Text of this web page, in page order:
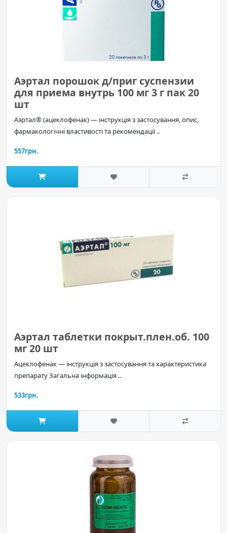
Аэртал порошок д/приг суспензии
для приема внутрь 100 мг 3 г пак 20
шт
Аэртал® (ацеклофенак) — інструкція з застосування, опис,
фармакологічні властивості та рекомендації ..
557грн.
Аэртал таблетки покрыт.плен.об. 100
мг 20 шт
Ацеклофенак — інструкція з застосування та характеристика
препарату Загальна інформація ..
533грн.